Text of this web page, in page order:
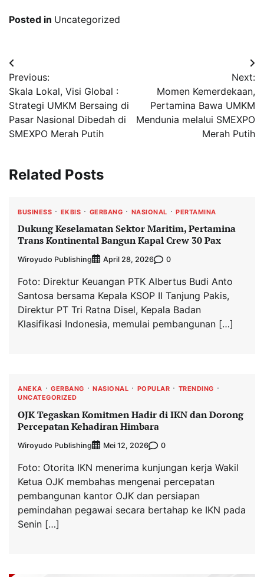
Posted in Uncategorized
Navigasi
pos
Previous:
Skala Lokal, Visi Global :
Strategi UMKM Bersaing di
Pasar Nasional Dibedah di
SMEXPO Merah Putih
Next:
Momen Kemerdekaan,
Pertamina Bawa UMKM
Mendunia melalui SMEXPO
Merah Putih
Related Posts
BUSINESS EKBIS GERBANG NASIONAL PERTAMINA
Dukung Keselamatan Sektor Maritim, Pertamina
Trans Kontinental Bangun Kapal Crew 30 Pax
Wiroyudo Publishing April 28, 2026 0
Foto: Direktur Keuangan PTK Albertus Budi Anto
Santosa bersama Kepala KSOP II Tanjung Pakis,
Direktur PT Tri Ratna Disel, Kepala Badan
Klasifikasi Indonesia, memulai pembangunan […]
ANEKA GERBANG NASIONAL POPULAR
TRENDING
UNCATEGORIZED
OJK Tegaskan Komitmen Hadir di IKN dan Dorong
Percepatan Kehadiran Himbara
Wiroyudo Publishing Mei 12, 2026 0
Foto: Otorita IKN menerima kunjungan kerja Wakil
Ketua OJK membahas mengenai percepatan
pembangunan kantor OJK dan persiapan
pemindahan pegawai secara bertahap ke IKN pada
Senin […]